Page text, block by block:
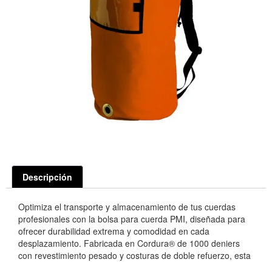
Descripción
Optimiza el transporte y almacenamiento de tus cuerdas
profesionales con la bolsa para cuerda PMI, diseñada para
ofrecer durabilidad extrema y comodidad en cada
desplazamiento. Fabricada en Cordura® de 1000 deniers
con revestimiento pesado y costuras de doble refuerzo, esta